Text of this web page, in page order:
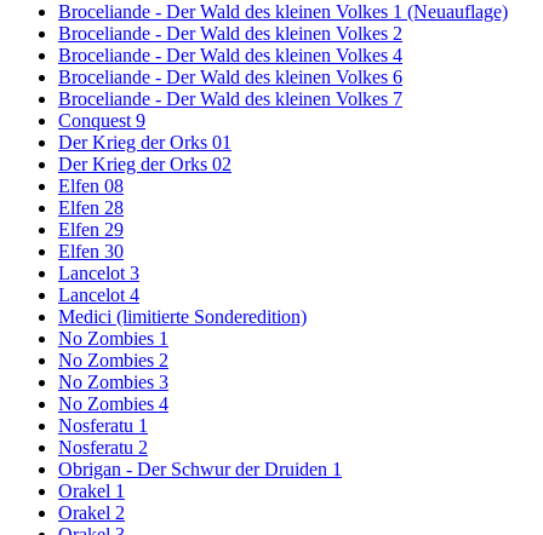
Broceliande - Der Wald des kleinen Volkes 1 (Neuauflage)
Broceliande - Der Wald des kleinen Volkes 2
Broceliande - Der Wald des kleinen Volkes 4
Broceliande - Der Wald des kleinen Volkes 6
Broceliande - Der Wald des kleinen Volkes 7
Conquest 9
Der Krieg der Orks 01
Der Krieg der Orks 02
Elfen 08
Elfen 28
Elfen 29
Elfen 30
Lancelot 3
Lancelot 4
Medici (limitierte Sonderedition)
No Zombies 1
No Zombies 2
No Zombies 3
No Zombies 4
Nosferatu 1
Nosferatu 2
Obrigan - Der Schwur der Druiden 1
Orakel 1
Orakel 2